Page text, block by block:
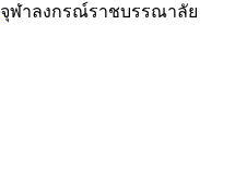
จุฬาลงกรณ์ราชบรรณาลัย